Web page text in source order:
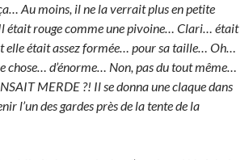
Au moins, il ne la verrait plus en petite
était rouge comme une pivoine… Clari… était
elle était assez formée… pour sa taille… Oh…
chose… d’énorme… Non, pas du tout même…
MERDE ?! Il se donna une claque dans
l’un des gardes près de la tente de la